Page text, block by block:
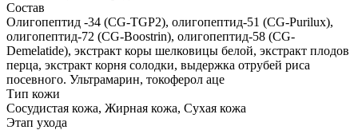
Состав
Олигопептид -34 (CG-TGP2), олигопептид-51 (CG-Purilux),
олигопептид-72 (CG-Boostrin), олигопептид-58 (CG-
Demelatide), экстракт коры шелковицы белой, экстракт плодов
перца, экстракт корня солодки, выдержка отрубей риса
посевного. Ультрамарин, токоферол аце
Тип кожи
Сосудистая кожа, Жирная кожа, Сухая кожа
Этап ухода